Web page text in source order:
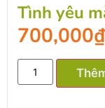
Tình yêu
700,000₫